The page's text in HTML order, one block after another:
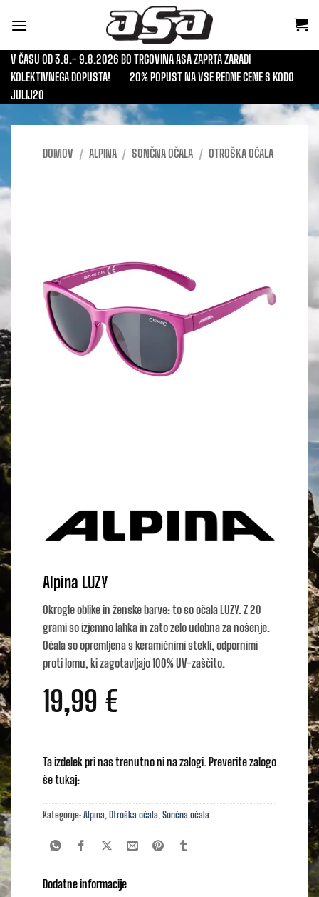
V ČASU OD 3.8.- 9.8.2026 BO TRGOVINA ASA ZAPRTA ZARADI
KOLEKTIVNEGA DOPUSTA!
20% POPUST NA VSE REDNE CENE S KODO
JULIJ20
DOMOV / ALPINA / SONČNA OČALA / OTROŠKA OČALA
Alpina LUZY
Okrogle oblike in ženske barve: to so očala LUZY. Z 20
grami so izjemno lahka in zato zelo udobna za nošenje.
Očala so opremljena s keramičnimi stekli, odpornimi
proti lomu, ki zagotavljajo 100% UV-zaščito.
19,99 €
Ta izdelek pri nas trenutno ni na zalogi. Preverite zalogo
še tukaj:
Kategorije:Alpina Otroška očala Sončna očala
Dodatne informacije